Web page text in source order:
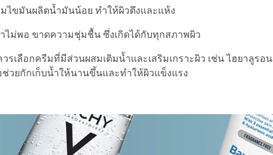
ไขมันผลิตน้ำมันน้อย ทำให้ผิวตึงและแห้ง
ไม่พอ ขาดความชุ่มชื้น ซึ่งเกิดได้กับทุกสภาพผิว
เลือกครีมที่มีส่วนผสมเติมน้ำและเสริมเกราะผิว เช่น ไฮยาลูรอน
วยกักเก็บน้ำให้นานขึ้นและทำให้ผิวแข็งแรง